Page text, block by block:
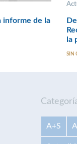
informe de la
la
SIN
A+S